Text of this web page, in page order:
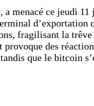
menacé ce jeudi
d’exportation
fragilisant la
des
que le bitcoin